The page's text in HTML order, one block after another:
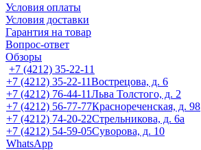
Условия оплаты
Условия доставки
Гарантия на товар
Вопрос-ответ
Обзоры
+7 (4212) 35-22-11
+7 (4212) 35-22-11Вострецова, д. 6
+7 (4212) 76-44-11Льва Толстого, д. 2
+7 (4212) 56-77-77Краснореченская, д. 98
+7 (4212) 74-20-22Стрельникова, д. 6а
+7 (4212) 54-59-05Суворова, д. 10
WhatsApp